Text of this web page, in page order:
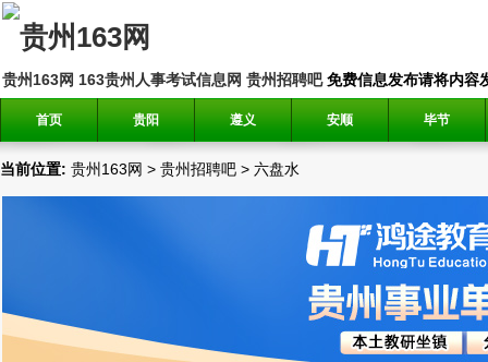
贵州163网 163贵州人事考试信息网 贵州招聘吧免费信息发布请将内容
首页 贵阳 遵义 安顺 毕节
当前位置: 贵州163网 > 贵州招聘吧 > 六盘水